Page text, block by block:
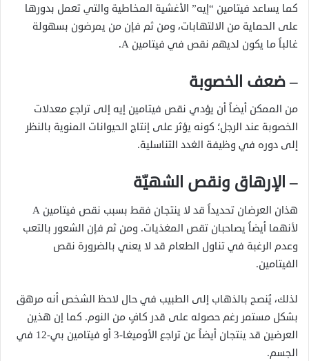
كما يساعد فيتامين “إيه” الأغشية المخاطية والتي تعمل بدورها
على الحماية من الالتهابات، ومن ثم فإن من يمرضون بسهولة
غالباً ما يكون لديهم نقص في فيتامين A.
– ضعف الخصوبة
من الممكن أيضاً أن يؤدي نقص فيتامين إيه إلى تراجع معدلات
الخصوبة عند الرجل؛ كونه يؤثر على إنتاج الحيوانات المنوية بالنظر
إلى دوره في وظيفة الغدد التناسلية.
– الإرهاق ونقص الشهيّة
هذان العرضان تحديداً قد لا ينتجان فقط بسبب نقص فيتامين A
لأنهما أيضاً يصاحبان تقص المغذيات. ومن ثم فإن الشعور بالتعب
وعدم الرغبة في تناول الطعام قد لا يعني بالضرورة نقص
الفيتامين.
لذلك، يُنصح بالذهاب إلى الطبيب في حال لاحظ الشخص أنه مرهق
بشكل مستمر رغم حصوله على قدر كافٍ من النوم. كما إن هذين
العرضين قد ينتجان أيضاً عن تراجع الأوميغا-3 أو فيتامين بي-12 في
الجسم.